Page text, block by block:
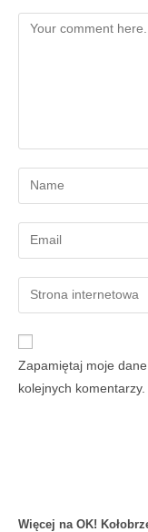
Zapamiętaj moje
kolejnych komentarzy.
Więcej na OK!